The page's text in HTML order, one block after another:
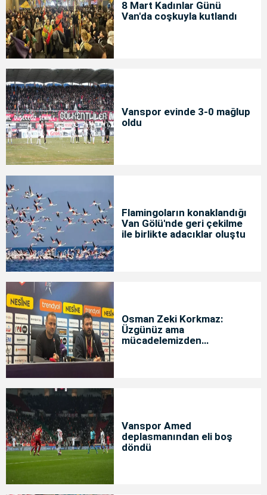
8 Mart Kadınlar Günü
Van'da coşkuyla kutlandı
Vanspor evinde 3-0 mağlup
oldu
Flamingoların konaklandığı
Van Gölü'nde geri çekilme
ile birlikte adacıklar oluştu
Osman Zeki Korkmaz:
Üzgünüz ama
mücadelemizden
Vanspor Amed
deplasmanından eli boş
döndü